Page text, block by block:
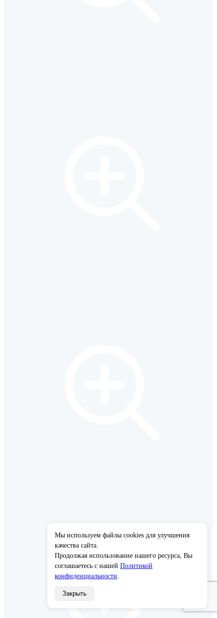
Мы используем файлы cookies для улучшения
качества сайта.
Продолжая использование нашего ресурса, Вы
соглашаетесь с нашей Политикой
конфиденциальности.
Закрыть